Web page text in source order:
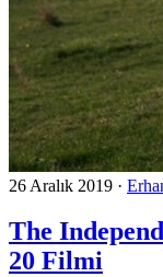
26 Aralık 2019 ·
The
20 Filmi